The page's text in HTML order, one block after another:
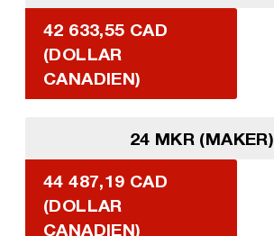
42 633,55 CAD
(DOLLAR
CANADIEN)
24 MKR (MAKER)
44 487,19 CAD
(DOLLAR
CANADIEN)